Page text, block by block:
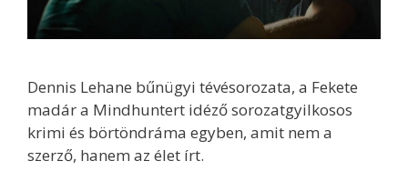
Dennis Lehane bűnügyi tévésorozata, a Fekete
madár a Mindhuntert idéző sorozatgyilkosos
krimi és börtöndráma egyben, amit nem a
szerző, hanem az élet írt.